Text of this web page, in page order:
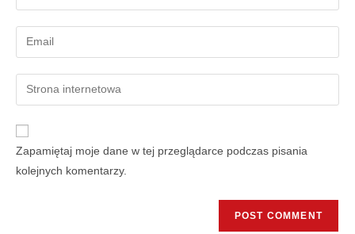
Zapamiętaj moje dane w tej przeglądarce podczas pisania
kolejnych komentarzy.